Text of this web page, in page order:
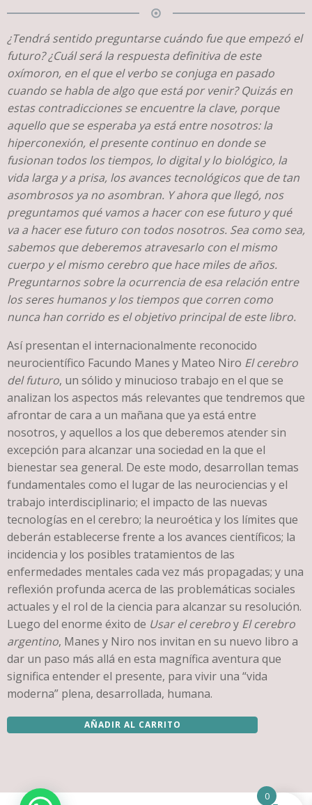
$ 1.195.
$ 896.
¿Tendrá sentido preguntarse cuándo fue que empezó el
futuro? ¿Cuál será la respuesta definitiva de este
oxímoron, en el que el verbo se conjuga en pasado
cuando se habla de algo que está por venir? Quizás en
estas contradicciones se encuentre la clave, porque
aquello que se esperaba ya está entre nosotros: la
hiperconexión, el presente continuo en donde se
fusionan todos los tiempos, lo digital y lo biológico, la
vida larga y a prisa, los avances tecnológicos que de tan
asombrosos ya no asombran. Y ahora que llegó, nos
preguntamos qué vamos a hacer con ese futuro y qué
va a hacer ese futuro con todos nosotros. Sea como sea,
sabemos que deberemos atravesarlo con el mismo
cuerpo y el mismo cerebro que hace miles de años.
Preguntarnos sobre la ocurrencia de esa relación entre
los seres humanos y los tiempos que corren como
nunca han corrido es el objetivo principal de este libro.
Así presentan el internacionalmente reconocido
neurocientífico Facundo Manes y Mateo Niro El cerebro
del futuro, un sólido y minucioso trabajo en el que se
analizan los aspectos más relevantes que tendremos que
afrontar de cara a un mañana que ya está entre
nosotros, y aquellos a los que deberemos atender sin
excepción para alcanzar una sociedad en la que el
bienestar sea general. De este modo, desarrollan temas
fundamentales como el lugar de las neurociencias y el
trabajo interdisciplinario; el impacto de las nuevas
tecnologías en el cerebro; la neuroética y los límites que
deberán establecerse frente a los avances científicos; la
incidencia y los posibles tratamientos de las
enfermedades mentales cada vez más propagadas; y una
reflexión profunda acerca de las problemáticas sociales
actuales y el rol de la ciencia para alcanzar su resolución.
Luego del enorme éxito de Usar el cerebroy El cerebro
argentino, Manes y Niro nos invitan en su nuevo libro a
dar un paso más allá en esta magnífica aventura que
significa entender el presente, para vivir una “vida
moderna” plena, desarrollada, humana.
Cerebro
la
AÑADIR AL CARRITO
0